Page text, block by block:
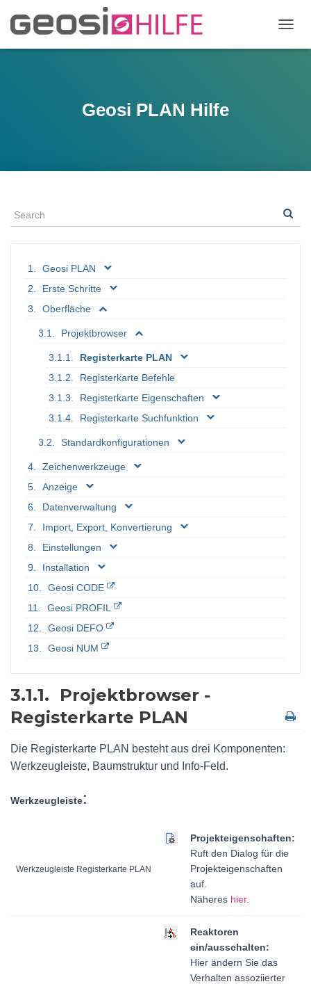
A
C
H
L
Geosi PLAN Hilfe
Geosi PLAN
Erste Schritte
Oberfläche
Projektbrowser
Registerkarte PLAN
Registerkarte Befehle
Registerkarte Eigenschaften
Registerkarte Suchfunktion
Standardkonfigurationen
Zeichenwerkzeuge
Anzeige
Datenverwaltung
Import, Export, Konvertierung
Einstellungen
Installation
Geosi CODE
Geosi PROFIL
Geosi DEFO
Geosi NUM
3.1.1.
Projektbrowser -
Registerkarte PLAN
Die Registerkarte PLAN besteht aus drei Komponenten:
Werkzeugleiste, Baumstruktur und Info-Feld.
Werkzeugleiste:
Werkzeugleiste Registerkarte PLAN
Projekteigenschaften:
Ruft den Dialog für die
Projekteigenschaften
auf.
Näheres hier.
Reaktoren
ein/ausschalten:
Hier ändern Sie das
Verhalten assoziierter